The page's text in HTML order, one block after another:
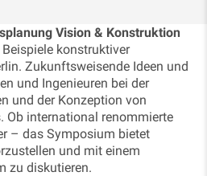
Vision & Konstruktion
konstruktiver
Zukunftsweisende Ideen und
und Ingenieuren bei der
und der Konzeption von
Ob international renommierte
– das Symposium bietet
und mit einem
zu diskutieren.